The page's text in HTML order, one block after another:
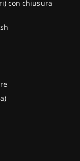
con chiusura